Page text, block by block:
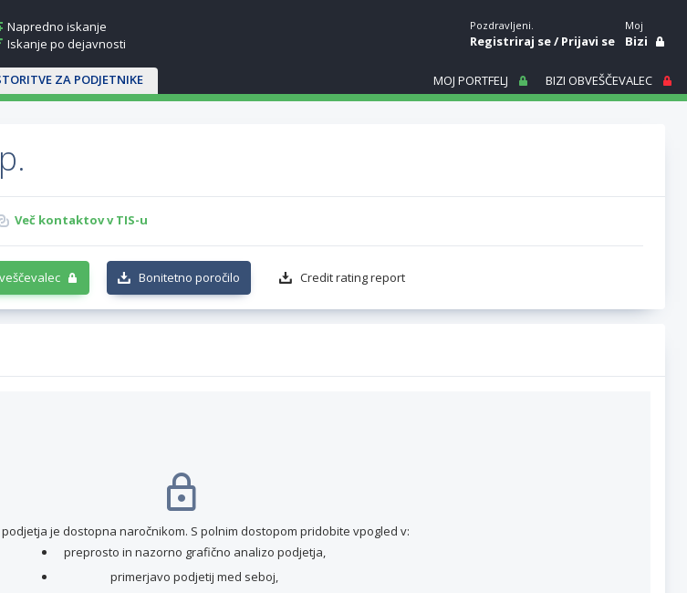
Napredno iskanje
Iskanje po dejavnosti
ZA PODJETNIKE
Pozdravljeni.
Registriraj se/Prijavi se
Moj
Bizi
MOJ PORTFELJ BIZI OBVEŠČEVALEC
Več kontaktov v TIS-u
Bonitetno poročilo Credit rating report
je dostopna naročnikom. S polnim dostopom pridobite vpogled v:
preprosto in nazorno grafično analizo podjetja,
primerjavo podjetij med seboj,